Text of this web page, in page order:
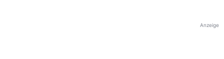
Anzeige